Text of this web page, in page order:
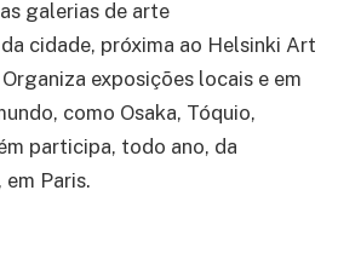
galerias de arte
cidade, próxima ao Helsinki Art
exposições locais e em
como Osaka, Tóquio,
participa, todo ano, da
Paris.